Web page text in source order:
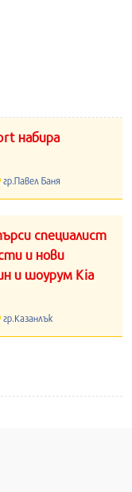
набира
гр.Павел Баня
специалист
и нови
и шоурум Kia
гр.Казанлък